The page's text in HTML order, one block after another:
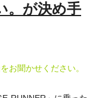
。が決め手
お聞かせください。